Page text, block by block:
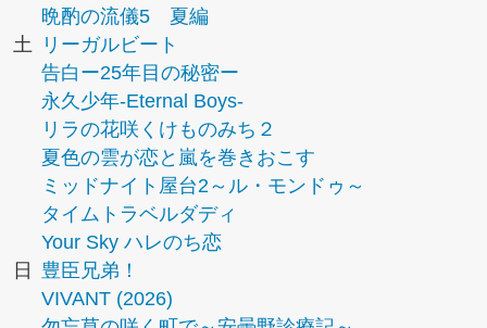
晩酌の流儀5 夏編
土
リーガルビート
告白ー25年目の秘密ー
永久少年-Eternal Boys-
リラの花咲くけものみち２
夏色の雲が恋と嵐を巻きおこす
ミッドナイト屋台2～ル・モンドゥ～
タイムトラベルダディ
Your Sky ハレのち恋
日
豊臣兄弟！
VIVANT (2026)